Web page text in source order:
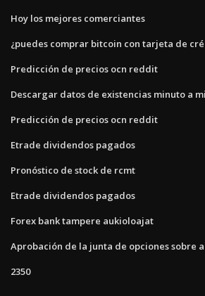
Hoy los mejores comerciantes
¿puedes comprar bitcoin con tarjeta de
Predicción de precios ocn reddit
Descargar datos de existencias minuto a
Predicción de precios ocn reddit
Etrade dividendos pagados
Pronóstico de stock de rcmt
Etrade dividendos pagados
Forex bank tampere aukioloajat
Aprobación de la junta de opciones sobre
2350